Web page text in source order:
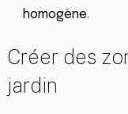
homogène.
Créer des
jardin